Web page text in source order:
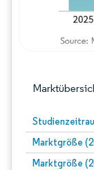
Marktgröße
Marktgröße